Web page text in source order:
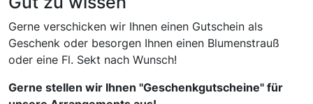
Gerne verschicken wir Ihnen einen Gutschein als
Geschenk oder besorgen Ihnen einen Blumenstrauß
oder eine Fl. Sekt nach Wunsch!
Gerne stellen wir Ihnen "Geschenkgutscheine" für